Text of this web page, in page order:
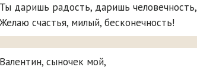
Ты даришь радость, даришь человечность,
Желаю счастья, милый, бесконечность!
Валентин, сыночек мой,